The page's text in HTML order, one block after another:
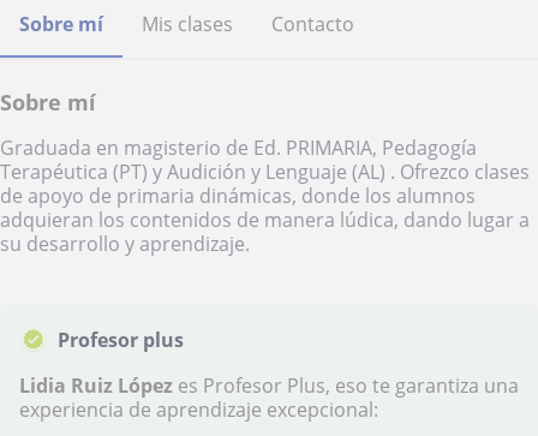
Sobre mí Mis clases Contacto
Sobre mí
Graduada en magisterio de Ed. PRIMARIA, Pedagogía
Terapéutica (PT) y Audición y Lenguaje (AL) . Ofrezco clases
de apoyo de primaria dinámicas, donde los alumnos
adquieran los contenidos de manera lúdica, dando lugar a
su desarrollo y aprendizaje.
Profesor plus
Lidia Ruiz López es Profesor Plus, eso te garantiza una
experiencia de aprendizaje excepcional: